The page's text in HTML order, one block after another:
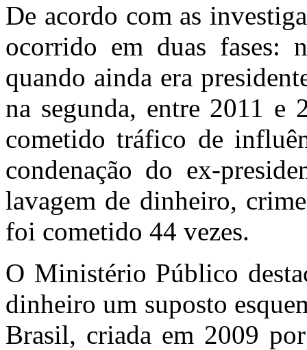
De acordo com as
ocorrido em duas fases:
quando ainda era
na segunda, entre 2011 e
cometido tráfico de
condenação do ex-
lavagem de dinheiro,
foi cometido 44 vezes.
O Ministério Público
dinheiro um suposto
Brasil, criada em 2009